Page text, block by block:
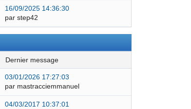
16/09/2025 14:36:30
par step42
dernier message
03/01/2026 17:27:03
par mastracciemmanuel
04/03/2017 10:37:01